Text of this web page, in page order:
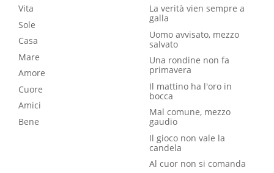
Vita
Sole
Casa
Mare
Amore
Cuore
Amici
Bene
La verità vien sempre a
galla
Uomo avvisato, mezzo
salvato
Una rondine non fa
primavera
Il mattino ha l'oro in
bocca
Mal comune, mezzo
gaudio
Il gioco non vale la
candela
Al cuor non si comanda